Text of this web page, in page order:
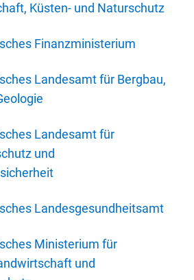
Küsten- und Naturschutz
Finanzministerium
Landesamt für Bergbau,
Landesamt für
und
Landesgesundheitsamt
Ministerium für
und